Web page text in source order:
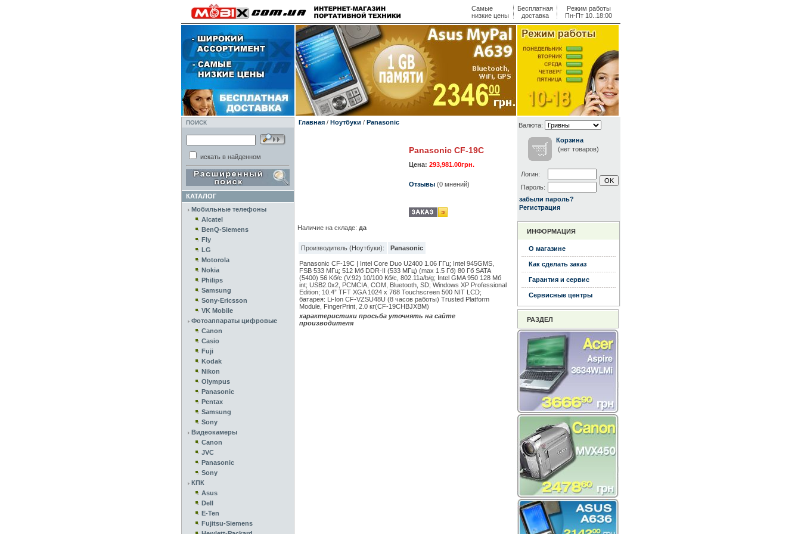
Самые
низкие цены
Бесплатная
доставка
Режим работы
Пн-Пт 10..18:00
ПОИСК
искать в найденном
КАТАЛОГ
Мобильные телефоны
Alcatel
BenQ-Siemens
Fly
LG
Motorola
Nokia
Philips
Samsung
Sony-Ericsson
VK Mobile
Фотоаппараты цифровые
Canon
Casio
Fuji
Kodak
Nikon
Olympus
Panasonic
Pentax
Samsung
Sony
Видеокамеры
Canon
JVC
Panasonic
Sony
КПК
Asus
Dell
E-Ten
Fujitsu-Siemens
Главная/ Ноутбуки / Panasonic
Panasonic CF-19C
Цена: 293,981.00грн.
Отзывы(0 мнений)
Наличие на складе: да
Производитель (Ноутбуки): Panasonic
Panasonic CF-19C | Intel Core Duo U2400 1.06 ГГц; Intel 945GMS,
FSB 533 МГц; 512 Mб DDR-II (533 МГц) (max 1.5 Гб) 80 Гб SATA
(5400) 56 Kб/с (V.92) 10/100 Кб/с, 802.11a/b/g; Intel GMA 950 128 Мб
int; USB2.0x2, PCMCIA, COM, Bluetooth, SD; Windows XP Professional
Edition; 10.4” TFT XGA 1024 x 768 Touchscreen 500 NIT LCD;
батарея: Li-Ion CF-VZSU48U (8 часов работы) Trusted Platform
Module, FingerPrint, 2.0 кг(CF-19CHBJXBM)
характеристики просьба уточнять на сайте
производителя
Валюта:
Корзина
(нет товаров)
Логин:
Пароль:
забыли пароль?
Регистрация
ИНФОРМАЦИЯ
О магазине
Как сделать заказ
Гарантия и сервис
Сервисные центры
РАЗДЕЛ